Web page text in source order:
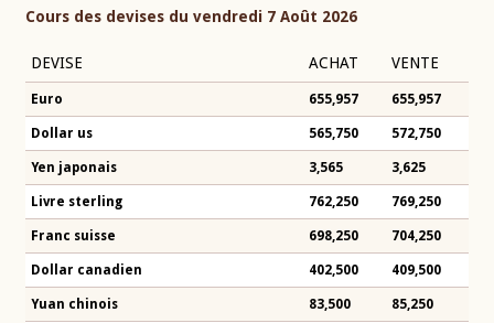
Cours des devises du vendredi 7 Août 2026
DEVISE ACHAT VENTE
Euro 655,957 655,957
Dollar us 565,750 572,750
Yen japonais 3,565 3,625
Livre sterling 762,250 769,250
Franc suisse 698,250 704,250
Dollar canadien 402,500 409,500
Yuan chinois 83,500 85,250